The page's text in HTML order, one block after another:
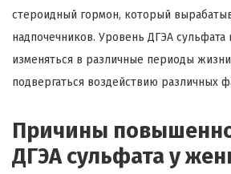
стероидный гормон, который
надпочечников. Уровень ДГЭА
изменяться в различные периоды
подвергаться воздействию различных
Причины
ДГЭА сульфата у